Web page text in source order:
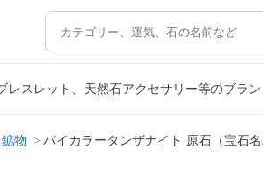
レスレット、天然石アクセサリー等のブラン
鉱物 バイカラータンザナイト 原石（宝石